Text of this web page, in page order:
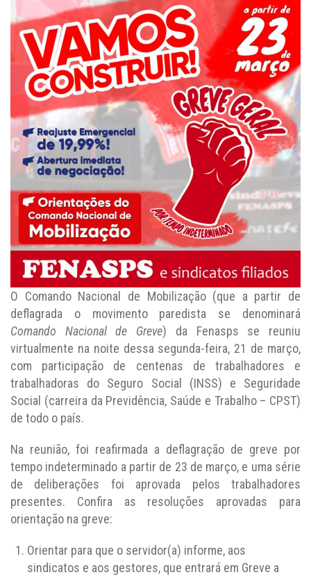
O Comando Nacional de Mobilização (que a partir de
deflagrada o movimento paredista se denominará
Comando Nacional de Greve) da Fenasps se reuniu
virtualmente na noite dessa segunda-feira, 21 de março,
com participação de centenas de trabalhadores e
trabalhadoras do Seguro Social (INSS) e Seguridade
Social (carreira da Previdência, Saúde e Trabalho – CPST)
de todo o país.
Na reunião, foi reafirmada a deflagração de greve por
tempo indeterminado a partir de 23 de março, e uma série
de deliberações foi aprovada pelos trabalhadores
presentes. Confira as resoluções aprovadas para
orientação na greve:
Orientar para que o servidor(a) informe, aos
sindicatos e aos gestores, que entrará em Greve a